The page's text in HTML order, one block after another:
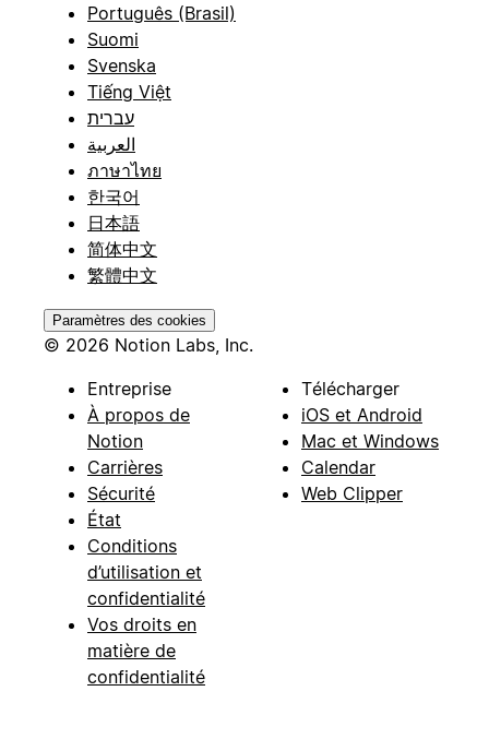
Português (Brasil)
Suomi
Svenska
Tiếng Việt
עברית
العربية
ภาษาไทย
한국어
日本語
简体中文
繁體中文
Paramètres des cookies
© 2026 Notion Labs, Inc.
Entreprise
À propos de
Notion
Carrières
Sécurité
État
Conditions
d’utilisation et
confidentialité
Vos droits en
matière de
confidentialité
Télécharger
iOS et Android
Mac et Windows
Calendar
Web Clipper